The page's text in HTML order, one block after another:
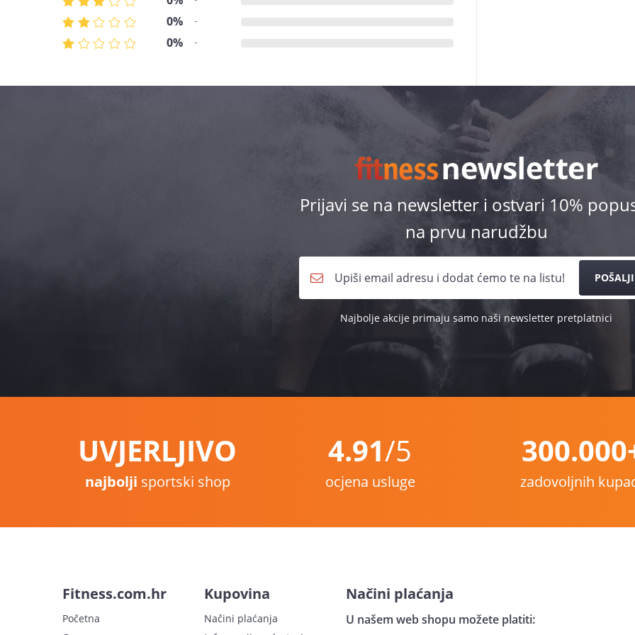
0% -
0% -
Prijavi se na newsletter i ostvari 10%
na prvu narudžbu
POŠALJI
Najbolje akcije primaju samo naši newsletter pretplatnici
UVJERLJIVO
najbolji sportski shop
4.91/5
ocjena usluge zadovoljnih
Fitness.com.hr
Početna
Kupovina
Načini plaćanja
Načini plaćanja
U našem web shopu možete platiti: